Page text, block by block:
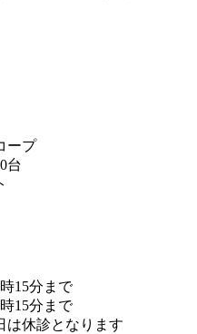
ープ
台
15分まで
15分まで
は休診となります